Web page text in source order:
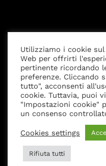
000195 - Roma
Iscr. Reg. Imprese
All rights reserved.
without written
Utilizziamo i cookie
Web per offrirti
pertinente ricordando
preferenze. Cliccando
tutto", acconsenti
cookie. Tuttavia, puoi
"Impostazioni cookie"
un consenso
Cookies settings
Rifiuta tutti